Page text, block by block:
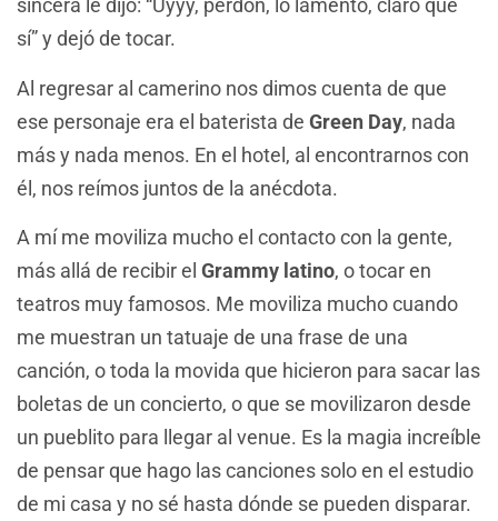
sincera le dijo: “Uyyy, perdón, lo lamento, claro que
sí” y dejó de tocar.
Al regresar al camerino nos dimos cuenta de que
ese personaje era el baterista de Green Day, nada
más y nada menos. En el hotel, al encontrarnos con
él, nos reímos juntos de la anécdota.
A mí me moviliza mucho el contacto con la gente,
más allá de recibir el Grammy latino, o tocar en
teatros muy famosos. Me moviliza mucho cuando
me muestran un tatuaje de una frase de una
canción, o toda la movida que hicieron para sacar las
boletas de un concierto, o que se movilizaron desde
un pueblito para llegar al venue. Es la magia increíble
de pensar que hago las canciones solo en el estudio
de mi casa y no sé hasta dónde se pueden disparar.